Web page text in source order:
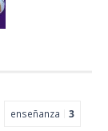
enseñanza 3